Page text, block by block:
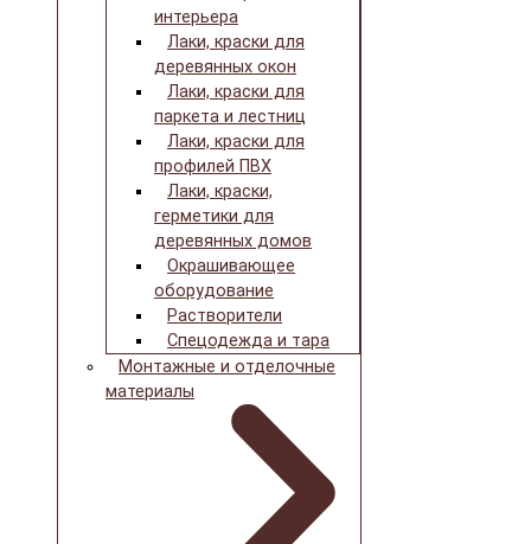
интерьера
Лаки, краски для
деревянных окон
Лаки, краски для
паркета и лестниц
Лаки, краски для
профилей ПВХ
Лаки, краски,
герметики для
деревянных домов
Окрашивающее
оборудование
Растворители
Спецодежда и тара
Монтажные и отделочные
материалы